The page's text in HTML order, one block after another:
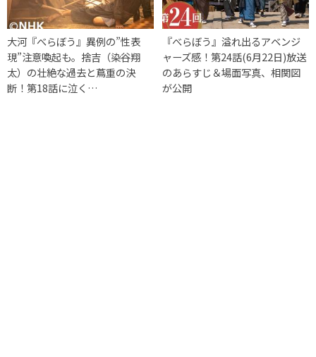
大河『べらぼう』異例の”性表
現”注意喚起も。捨吉（染谷翔
太）の壮絶な過去と蔦重の決
断！第18話に泣く…
『べらぼう』溢れ出るアベンジ
ャーズ感！第24話(6月22日)放送
のあらすじ＆場面写真、相関図
が公開